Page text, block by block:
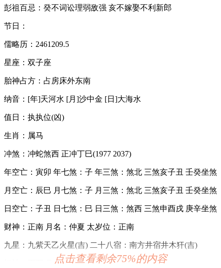
彭祖百忌：癸不词讼理弱敌强 亥不嫁娶不利新郎
节日：
儒略历：2461209.5
星座：双子座
胎神占方：占房床外东南
纳音：[年]天河水 [月]沙中金 [日]大海水
值日：执执位(凶)
生肖：属马
冲煞：冲蛇煞西 正冲丁巳(1977 2037)
年空亡：寅卯 年七煞：子 年三煞：煞北 三煞亥子丑 壬癸坐煞
月空亡：辰巳 月七煞：子 月三煞：煞北 三煞亥子丑 壬癸坐煞
日空亡：子丑 日七煞：巳 日三煞：煞西 三煞申酉戌 庚辛坐煞
财神：正南 月名：仲夏 太岁位：正南
九星：九紫天乙火星(吉) 二十八宿：南方井宿井木犴(吉)
福神：正西 月支：午火 年太岁：文哲
点击查看剩余75%的内容